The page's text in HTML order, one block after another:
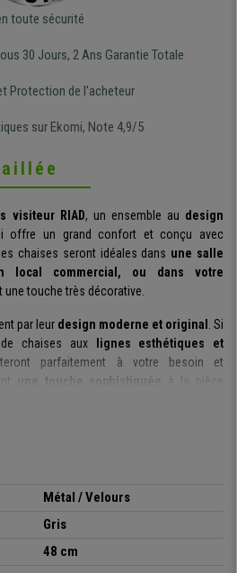
toute sécurité
30 Jours, 2 Ans Garantie Totale
Protection de l'acheteur
sur Ekomi, Note 4,9/5
visiteur RIAD, un ensemble au design
offre un grand confort et conçu avec
chaises seront idéales dans une salle
local commercial, ou dans votre
une touche très décorative.
par leur design moderne et original . Si
chaises aux
lignes esthétiques et
parfaitement à votre besoin et
une touche sophistiquée
à la pièce
pour le plus grand bien-être
pour
Métal / Velours
Gris
48 cm